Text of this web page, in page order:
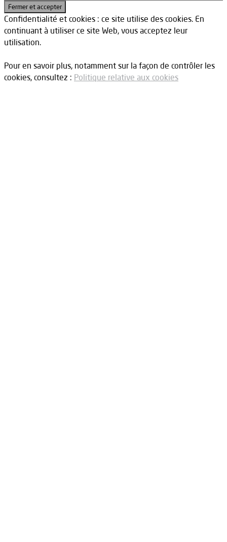
Confidentialité et cookies : ce site utilise des cookies. En
continuant à utiliser ce site Web, vous acceptez leur
utilisation.
Pour en savoir plus, notamment sur la façon de contrôler les
cookies, consultez : Politique relative aux cookies